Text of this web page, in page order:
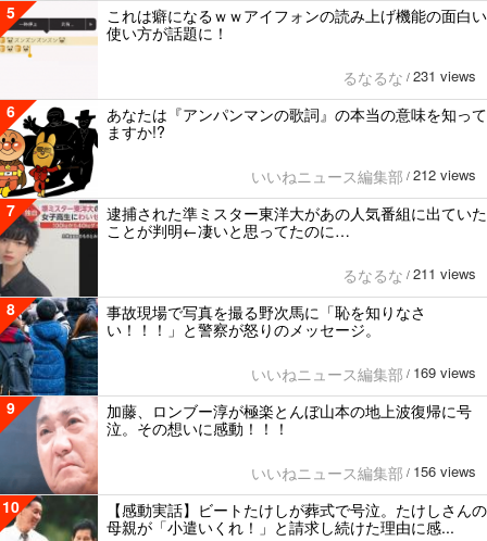
5
これは癖になるｗｗアイフォンの読み上げ機能の面白い
使い方が話題に！
るなるな / 231 views
6
あなたは『アンパンマンの歌詞』の本当の意味を知って
ますか!?
いいねニュース編集部 / 212 views
7
逮捕された準ミスター東洋大があの人気番組に出ていた
ことが判明←凄いと思ってたのに…
るなるな / 211 views
8
事故現場で写真を撮る野次馬に「恥を知りなさ
い！！！」と警察が怒りのメッセージ。
いいねニュース編集部 / 169 views
9
加藤、ロンブー淳が極楽とんぼ山本の地上波復帰に号
泣。その想いに感動！！！
いいねニュース編集部 / 156 views
10
【感動実話】ビートたけしが葬式で号泣。たけしさんの
母親が「小遣いくれ！」と請求し続けた理由に感...